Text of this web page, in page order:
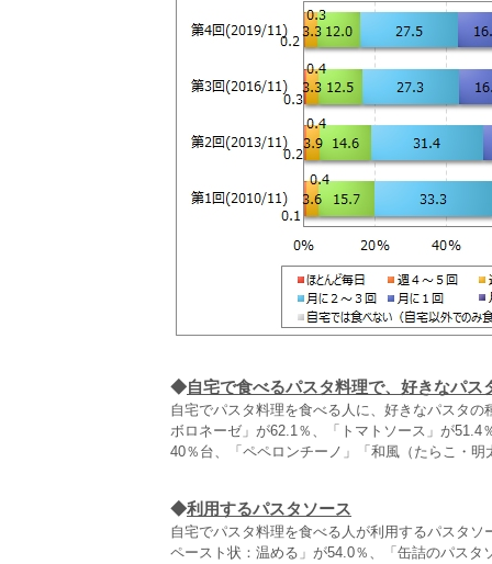
◆自宅で食べるパスタ料理で、好きなパス
自宅でパスタ料理を食べる人に、好きなパスタ
ボロネーゼ」が62.1％、「トマトソース」が
40％台、「ペペロンチーノ」「和風（たらこ・
◆利用するパスタソース
自宅でパスタ料理を食べる人が利用するパスタ
ペースト状：温める」が54.0％、「缶詰のパス